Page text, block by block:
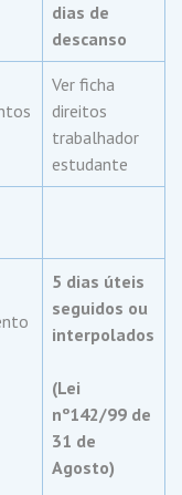
dias de
descanso
Ver ficha
direitos
trabalhador
estudante
5 dias úteis
seguidos ou
interpolados
(Lei
nº142/99 de
31 de
Agosto)